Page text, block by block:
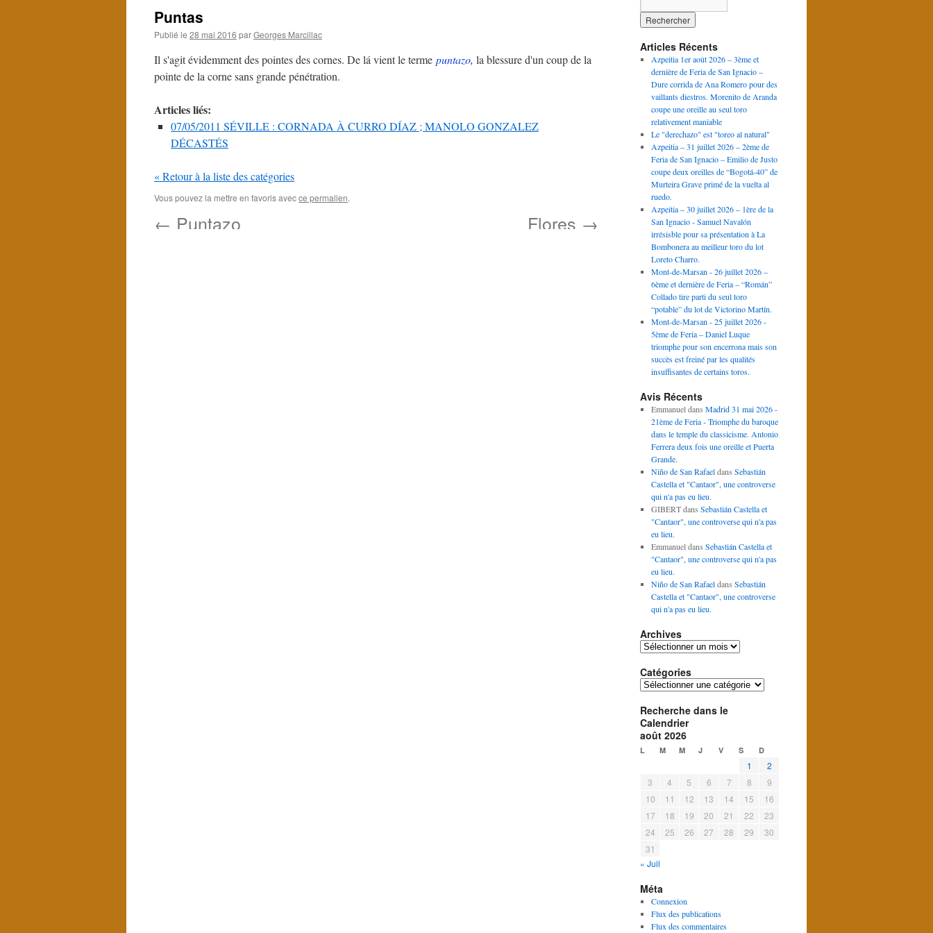
Puntas
Publié le 28 mai 2016 parGeorges Marcillac
Il s'agit évidemment des pointes des cornes. De lá vient le terme puntazo, la blessure d'un coup de la
pointe de la corne sans grande pénétration.
Articles liés:
07/05/2011 SÉVILLE : CORNADA À CURRO DÍAZ ; MANOLO GONZALEZ
DÉCASTÉS
« Retour à la liste des catégories
Vous pouvez la mettre en favoris avecce permalien.
← Puntazo Flores →
Articles Récents
Azpeitia 1er août 2026 – 3ème et
dernière de Feria de San Ignacio –
Dure corrida de Ana Romero pour des
vaillants diestros. Morenito de Aranda
coupe une oreille au seul toro
relativement maniable
Le "derechazo" est "toreo al natural"
Azpeitia – 31 juillet 2026 – 2ème de
Feria de San Ignacio – Emilio de Justo
coupe deux oreilles de “Bogotá-40” de
Murteira Grave primé de la vuelta al
ruedo.
Azpeitia – 30 juillet 2026 – 1ère de la
San Ignacio - Samuel Navalón
irrésisble pour sa présentation à La
Bombonera au meilleur toro du lot
Loreto Charro.
Mont-de-Marsan - 26 juillet 2026 –
6ème et dernière de Feria – “Román”
Collado tire parti du seul toro
“potable” du lot de Victorino Martín.
Mont-de-Marsan - 25 juillet 2026 -
5ème de Feria – Daniel Luque
triomphe pour son encerrona mais son
succès est freiné par les qualités
insuffisantes de certains toros.
Avis Récents
Emmanueldans Madrid 31 mai 2026 -
21ème de Feria - Triomphe du baroque
dans le temple du classicisme. Antonio
Ferrera deux fois une oreille et Puerta
Grande.
Niño de San Rafaeldans Sebastián
Castella et "Cantaor", une controverse
qui n'a pas eu lieu.
GIBERTdans Sebastián Castella et
"Cantaor", une controverse qui n'a pas
eu lieu.
Emmanueldans Sebastián Castella et
"Cantaor", une controverse qui n'a pas
eu lieu.
Niño de San Rafaeldans Sebastián
Castella et "Cantaor", une controverse
qui n'a pas eu lieu.
Archives
Archives
Catégories
Catégories
Recherche dans le
Calendrier
août 2026
L M M J V S D
1
2
3
4 5 6 7 8
9
10
11 12 13 14 15
16
17
18 19 20 21 22
23
24
25 26 27 28 29
30
31
« Juil
Méta
Connexion
Flux des publications
Flux des commentaires